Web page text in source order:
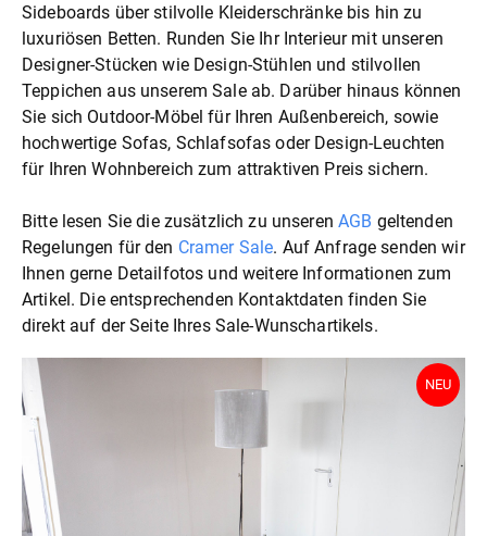
Sideboards über stilvolle Kleiderschränke bis hin zu
luxuriösen Betten. Runden Sie Ihr Interieur mit unseren
Designer-Stücken wie Design-Stühlen und stilvollen
Teppichen aus unserem Sale ab. Darüber hinaus können
Sie sich Outdoor-Möbel für Ihren Außenbereich, sowie
hochwertige Sofas, Schlafsofas oder Design-Leuchten
für Ihren Wohnbereich zum attraktiven Preis sichern.
Bitte lesen Sie die zusätzlich zu unserenAGB geltenden
Regelungen für den Cramer Sale. Auf Anfrage senden wir
Ihnen gerne Detailfotos und weitere Informationen zum
Artikel. Die entsprechenden Kontaktdaten finden Sie
direkt auf der Seite Ihres Sale-Wunschartikels.